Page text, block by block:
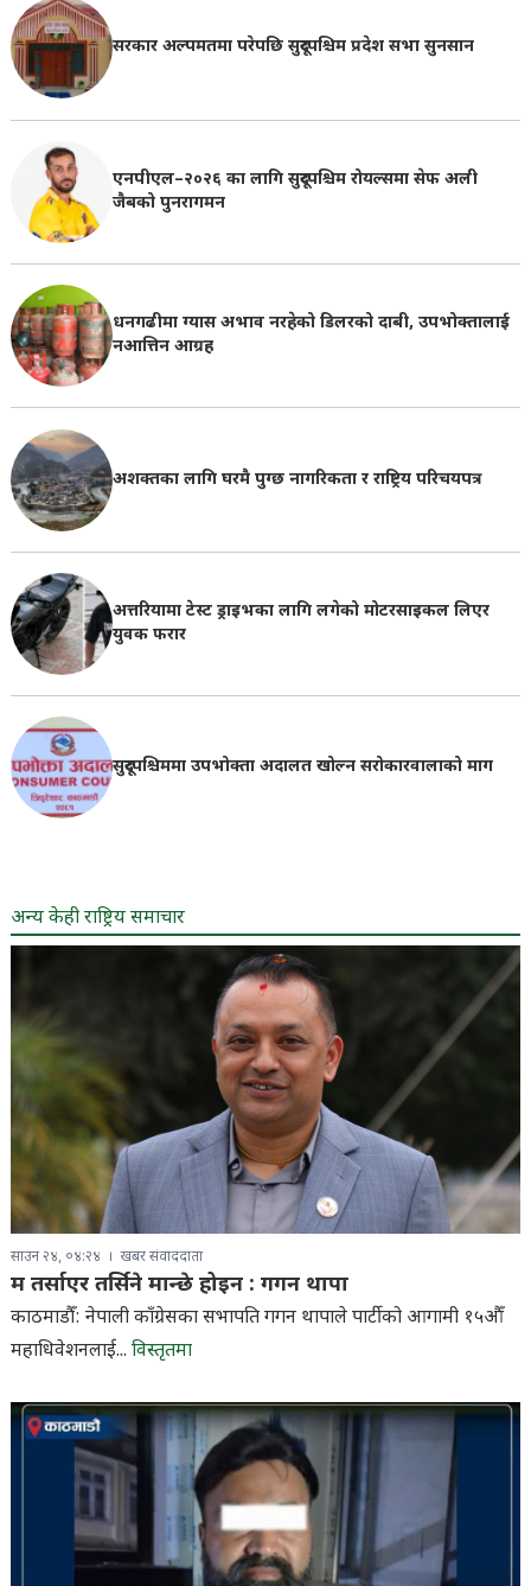
सरकार अल्पमतमा परेपछि सुदूरपश्चिम प्रदेश सभा सुनसान
एनपीएल–२०२६ का लागि सुदूरपश्चिम रोयल्समा सेफ अली
जैबको पुनरागमन
धनगढीमा ग्यास अभाव नरहेको डिलरको दाबी, उपभोक्तालाई
नआत्तिन आग्रह
अशक्तका लागि घरमै पुग्छ नागरिकता र राष्ट्रिय परिचयपत्र
अत्तरियामा टेस्ट ड्राइभका लागि लगेको मोटरसाइकल लिएर
युवक फरार
सुदूरपश्चिममा उपभोक्ता अदालत खोल्न सरोकारवालाको माग
अन्य केही राष्ट्रिय समाचार
साउन २४, ०४:२४ खबर संवाददाता
म तर्साएर तर्सिने मान्छे होइन : गगन थापा
काठमाडौँ: नेपाली काँग्रेसका सभापति गगन थापाले पार्टीको आगामी १५औँ
महाधिवेशनलाई... विस्तृतमा